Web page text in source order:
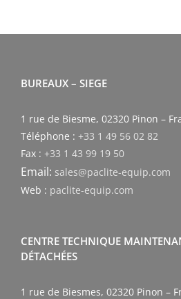
BUREAUX – SIEGE
1 rue de Biesme, 02320 Pinon –
Téléphone : +33 1 49 56 02 82
Fax : +33 1 43 99 19 50
Email: sales@paclite-equip.com
Web : paclite-equip.com
CENTRE TECHNIQUE
DÉTACHÉES
1 rue de Biesmes, 02320 Pinon –